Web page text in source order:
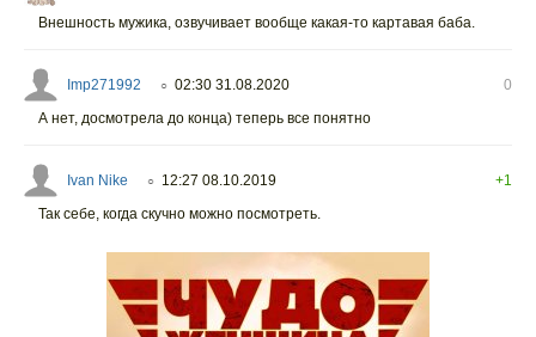
Внешность мужика, озвучивает вообще какая-то картавая баба.
Imp271992 ○ 02:30 31.08.2020
0
А нет, досмотрела до конца) теперь все понятно
Ivan Nike ○ 12:27 08.10.2019
+1
Так себе, когда скучно можно посмотреть.